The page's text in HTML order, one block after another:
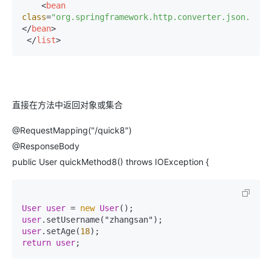
<bean
class=
</bean>
</list>
直接在方法中返回对象或集合
@RequestMapping("/quick8")
@ResponseBody
public User quickMethod8() throws IOException {
User user = new User
user
user.setAge(18
return user;